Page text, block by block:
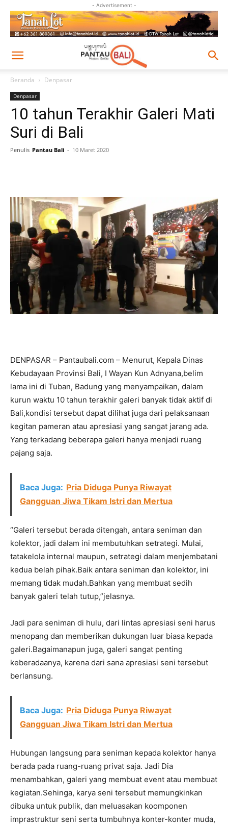
- Advertisement -
Beranda Denpasar
Denpasar
10 tahun Terakhir Galeri Mati
Suri di Bali
Penulis Pantau Bali - 10 Maret 2020
DENPASAR – Pantaubali.com – Menurut, Kepala Dinas
Kebudayaan Provinsi Bali, I Wayan Kun Adnyana,belim
lama ini di Tuban, Badung yang menyampaikan, dalam
kurun waktu 10 tahun terakhir galeri banyak tidak aktif di
Bali,kondisi tersebut dapat dilihat juga dari pelaksanaan
kegitan pameran atau apresiasi yang sangat jarang ada.
Yang terkadang beberapa galeri hanya menjadi ruang
pajang saja.
Baca Juga: Pria Diduga Punya Riwayat
Gangguan Jiwa Tikam Istri dan Mertua
“Galeri tersebut berada ditengah, antara seniman dan
kolektor, jadi dalam ini membutuhkan setrategi. Mulai,
tatakelola internal maupun, setrategi dalam menjembatani
kedua belah pihak.Baik antara seniman dan kolektor, ini
memang tidak mudah.Bahkan yang membuat sedih
banyak galeri telah tutup,”jelasnya.
Jadi para seniman di hulu, dari lintas apresiasi seni harus
menopang dan memberikan dukungan luar biasa kepada
galeri.Bagaimanapun juga, galeri sangat penting
keberadaanya, karena dari sana apresiasi seni tersebut
berlansung.
Baca Juga: Pria Diduga Punya Riwayat
Gangguan Jiwa Tikam Istri dan Mertua
Hubungan langsung para seniman kepada kolektor hanya
berada pada ruang-ruang privat saja. Jadi Dia
menambahkan, galeri yang membuat event atau membuat
kegiatan.Sehinga, karya seni tersebut memungkinkan
dibuka untuk publik, dan meluasakan koomponen
imprastruktur seni serta tumbuhnya konter-konter muda,